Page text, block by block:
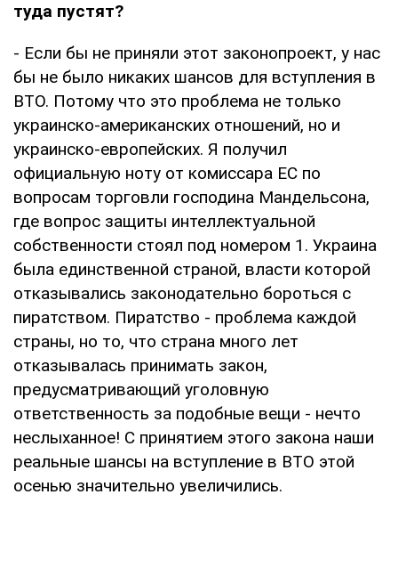
туда пустят?
- Если бы не приняли этот законопроект, у нас
бы не было никаких шансов для вступления в
ВТО. Потому что это проблема не только
украинско-американских отношений, но и
украинско-европейских. Я получил
официальную ноту от комиссара ЕС по
вопросам торговли господина Мандельсона,
где вопрос защиты интеллектуальной
собственности стоял под номером 1. Украина
была единственной страной, власти которой
отказывались законодательно бороться с
пиратством. Пиратство - проблема каждой
страны, но то, что страна много лет
отказывалась принимать закон,
предусматривающий уголовную
ответственность за подобные вещи - нечто
неслыханное! С принятием этого закона наши
реальные шансы на вступление в ВТО этой
осенью значительно увеличились.